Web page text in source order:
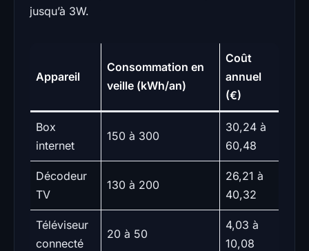
jusqu’à 3W.
Appareil
Consommation en
veille (kWh/an)
Coût
annuel
(€)
Box
internet
150 à 300
30,24 à
60,48
Décodeur
TV
130 à 200
26,21 à
40,32
Téléviseur
connecté
20 à 50
4,03 à
10,08